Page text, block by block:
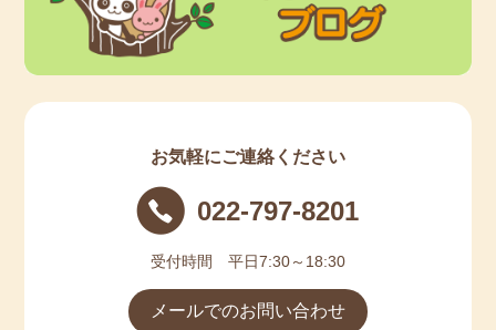
お気軽にご連絡ください
022-797-8201
受付時間 平日7:30～18:30
メールでのお問い合わせ